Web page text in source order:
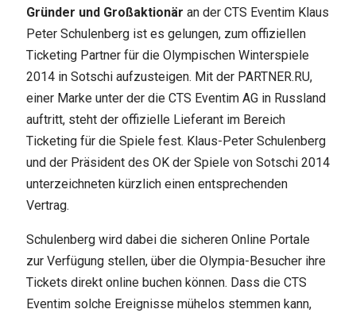
Gründer und Großaktionär an der CTS Eventim Klaus
Peter Schulenberg ist es gelungen, zum offiziellen
Ticketing Partner für die Olympischen Winterspiele
2014 in Sotschi aufzusteigen. Mit der PARTNER.RU,
einer Marke unter der die CTS Eventim AG in Russland
auftritt, steht der offizielle Lieferant im Bereich
Ticketing für die Spiele fest. Klaus-Peter Schulenberg
und der Präsident des OK der Spiele von Sotschi 2014
unterzeichneten kürzlich einen entsprechenden
Vertrag.
Schulenberg wird dabei die sicheren Online Portale
zur Verfügung stellen, über die Olympia-Besucher ihre
Tickets direkt online buchen können. Dass die CTS
Eventim solche Ereignisse mühelos stemmen kann,